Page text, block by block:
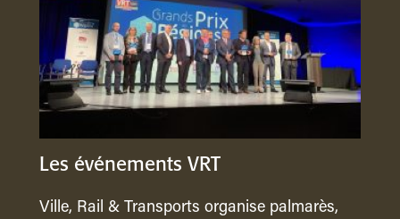
Les événements VRT
Ville, Rail & Transports organise palmarès,